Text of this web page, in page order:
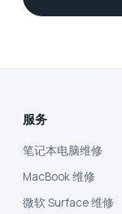
服务
笔记本电脑维修
MacBook 维修
微软 Surface 维修